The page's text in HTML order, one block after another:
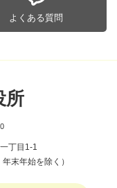
よくある質問
所
丁目1-1
末年始を除く）